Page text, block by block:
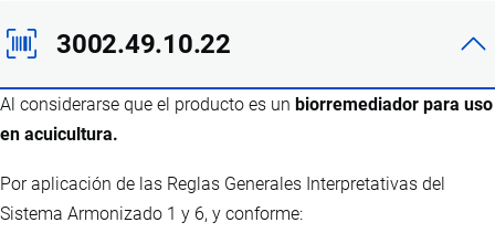
3002.49.10.22
Al considerarse que el producto es un biorremediador para uso
en acuicultura.
Por aplicación de las Reglas Generales Interpretativas del
Sistema Armonizado 1 y 6, y conforme: